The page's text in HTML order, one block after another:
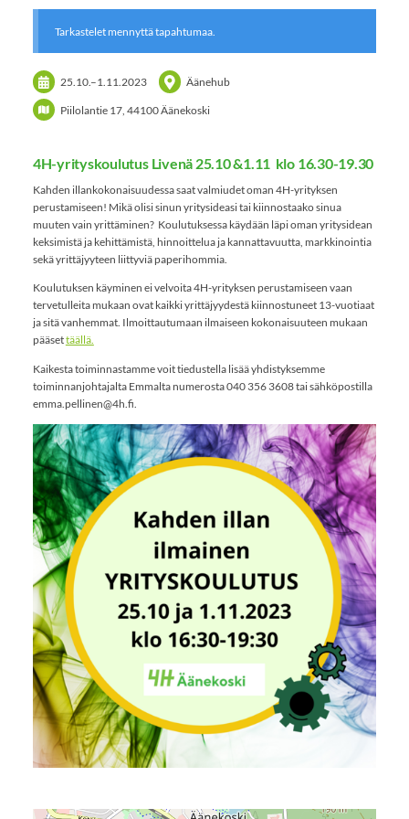
Tarkastelet mennyttä tapahtumaa.
25.10.–1.11.2023 Äänehub
Piilolantie 17, 44100 Äänekoski
4H-yrityskoulutus Livenä 25.10 &1.11 klo 16.30-19.30
Kahden illankokonaisuudessa saat valmiudet oman 4H-yrityksen
perustamiseen! Mikä olisi sinun yritysideasi tai kiinnostaako sinua
muuten vain yrittäminen? Koulutuksessa käydään läpi oman yritysidean
keksimistä ja kehittämistä, hinnoittelua ja kannattavuutta, markkinointia
sekä yrittäjyyteen liittyviä paperihommia.
Koulutuksen käyminen ei velvoita 4H-yrityksen perustamiseen vaan
tervetulleita mukaan ovat kaikki yrittäjyydestä kiinnostuneet 13-vuotiaat
ja sitä vanhemmat. Ilmoittautumaan ilmaiseen kokonaisuuteen mukaan
pääsettäällä.
Kaikesta toiminnastamme voit tiedustella lisää yhdistyksemme
toiminnanjohtajalta Emmalta numerosta 040 356 3608 tai sähköpostilla
emma.pellinen@4h.fi.